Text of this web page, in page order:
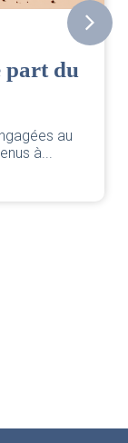
part du
au
à...